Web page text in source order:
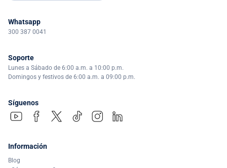
Whatsapp
300 387 0041
Soporte
Lunes a Sábado de 6:00 a.m. a 10:00 p.m.
Domingos y festivos de 6:00 a.m. a 09:00 p.m.
Síguenos
Información
Blog